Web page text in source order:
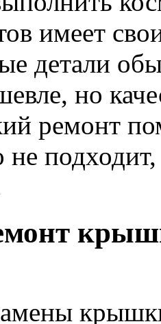
имеет
детали
но
ремонт
не